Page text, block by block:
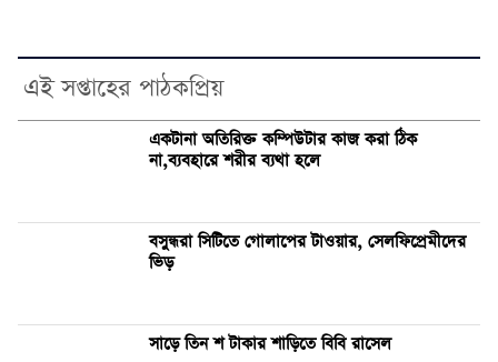
এই সপ্তাহের পাঠকপ্রিয়
একটানা অতিরিক্ত কম্পিউটার কাজ করা ঠিক
না,ব্যবহারে শরীর ব্যথা হলে
বসুন্ধরা সিটিতে গোলাপের টাওয়ার, সেলফিপ্রেমীদের
ভিড়
সাড়ে তিন শ টাকার শাড়িতে বিবি রাসেল